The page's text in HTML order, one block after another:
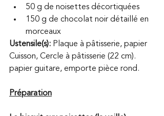
50 g de noisettes décortiquées
150 g de chocolat noir détaillé en
morceaux
Ustensile(s): Plaque à pâtisserie, papier
Cuisson, Cercle à pâtisserie (22 cm).
papier guitare, emporte pièce rond.
Préparation